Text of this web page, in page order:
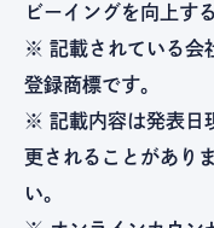
ビーイングを向上す
※ 記載されている会
登録商標です。
※ 記載内容は発表日
更されることがあり
い。